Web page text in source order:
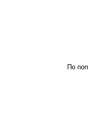
По